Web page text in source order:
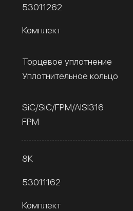
53011262
Комплект
Торцевое уплотнение
Уплотнительное кольцо
SiC/SiC/FPM/AISI316
FPM
8К
53011162
Комплект